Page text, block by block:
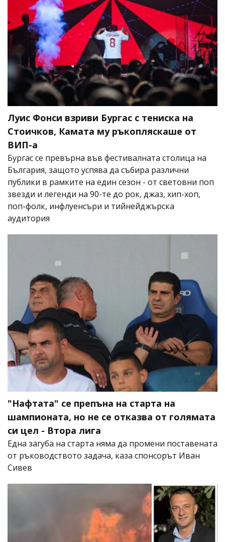
Луис Фонси взриви Бургас с тениска на
Стоичков, Камата му ръкопляскаше от
ВИП-а
Бургас се превърна във фестивалната столица на
България, защото успява да събира различни
публики в рамките на един сезон - от световни поп
звезди и легенди на 90-те до рок, джаз, хип-хоп,
поп-фолк, инфлуенсъри и тийнейджърска
аудитория
"Нафтата" се препъна на старта на
шампионата, но не се отказва от голямата
си цел - Втора лига
Една загуба на старта няма да промени поставената
от ръководството задача, каза спонсорът Иван
Сивев